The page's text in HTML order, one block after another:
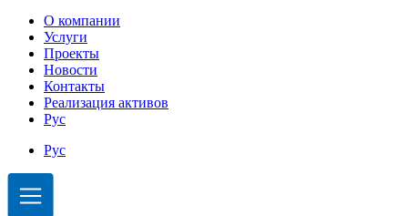
О компании
Услуги
Проекты
Новости
Контакты
Реализация активов
Рус
Рус